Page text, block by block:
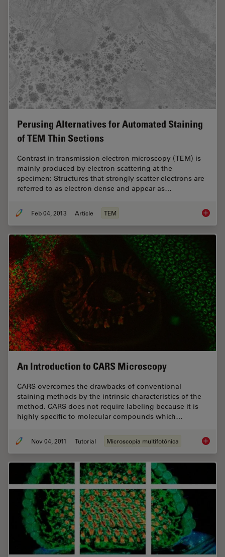
Perusing Alternatives for Automated Staining
of TEM Thin Sections
Contrast in transmission electron microscopy (TEM) is
mainly produced by electron scattering at the
specimen: Structures that strongly scatter electrons are
referred to as electron dense and appear as…
Feb 04, 2013 Article TEM
An Introduction to CARS Microscopy
CARS overcomes the drawbacks of conventional
staining methods by the intrinsic characteristics of the
method. CARS does not require labeling because it is
highly specific to molecular compounds which…
Nov 04, 2011 Tutorial Microscopia multifotônica An